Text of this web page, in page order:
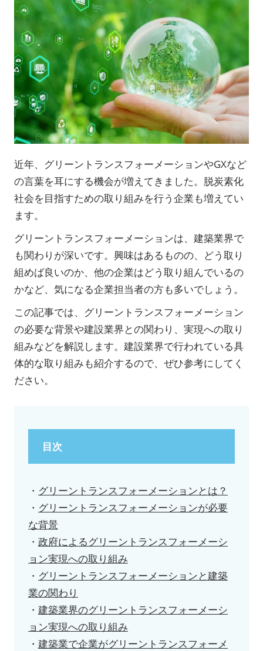
近年、グリーントランスフォーメーションやGXなど
の言葉を耳にする機会が増えてきました。脱炭素化
社会を目指すための取り組みを行う企業も増えてい
ます。
グリーントランスフォーメーションは、建築業界で
も関わりが深いです。興味はあるものの、どう取り
組めば良いのか、他の企業はどう取り組んでいるの
かなど、気になる企業担当者の方も多いでしょう。
この記事では、グリーントランスフォーメーション
の必要な背景や建設業界との関わり、実現への取り
組みなどを解説します。建設業界で行われている具
体的な取り組みも紹介するので、ぜひ参考にしてく
ださい。
目次
・ グリーントランスフォーメーションとは？
・ グリーントランスフォーメーションが必要
な背景
・ 政府によるグリーントランスフォーメーシ
ョン実現への取り組み
・ グリーントランスフォーメーションと建築
業の関わり
・ 建築業界のグリーントランスフォーメーシ
ョン実現への取り組み
・ 建築業で企業がグリーントランスフォーメ